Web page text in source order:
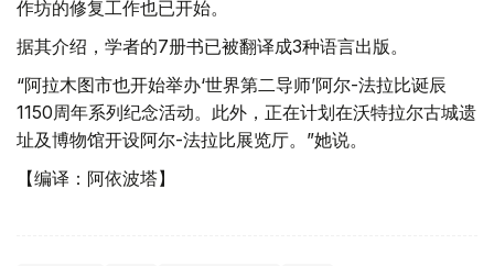
作坊的修复工作也已开始。
据其介绍，学者的7册书已被翻译成3种语言出版。
“阿拉木图市也开始举办‘世界第二导师’阿尔-法拉比诞辰
1150周年系列纪念活动。此外，正在计划在沃特拉尔古城遗
址及博物馆开设阿尔-法拉比展览厅。”她说。
【编译：阿依波塔】